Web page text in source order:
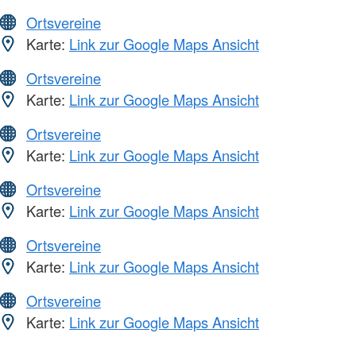
Ortsvereine
Karte: Link zur Google Maps Ansicht
Ortsvereine
Karte: Link zur Google Maps Ansicht
Ortsvereine
Karte: Link zur Google Maps Ansicht
Ortsvereine
Karte: Link zur Google Maps Ansicht
Ortsvereine
Karte: Link zur Google Maps Ansicht
Ortsvereine
Karte: Link zur Google Maps Ansicht